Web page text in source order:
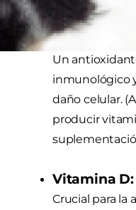
Vitamina C:
Un
inmunológico
daño celular.
producir
Vitamina D:
Crucial para la